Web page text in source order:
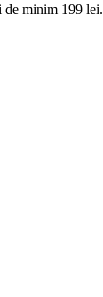
de minim 199 lei.